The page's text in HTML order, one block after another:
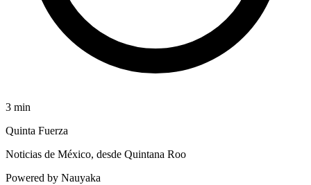
3 min
Quinta Fuerza
Noticias de México, desde Quintana Roo
Powered by Nauyaka